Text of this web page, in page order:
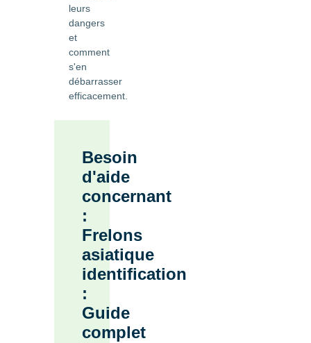
leurs
dangers
et
comment
s'en
débarrasser
efficacement.
Besoin
d'aide
concernant
:
Frelons
asiatique
identification
:
Guide
complet